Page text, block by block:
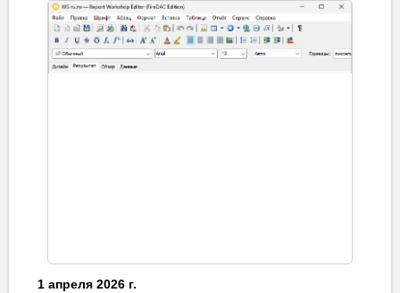
1 апреля 2026 г.